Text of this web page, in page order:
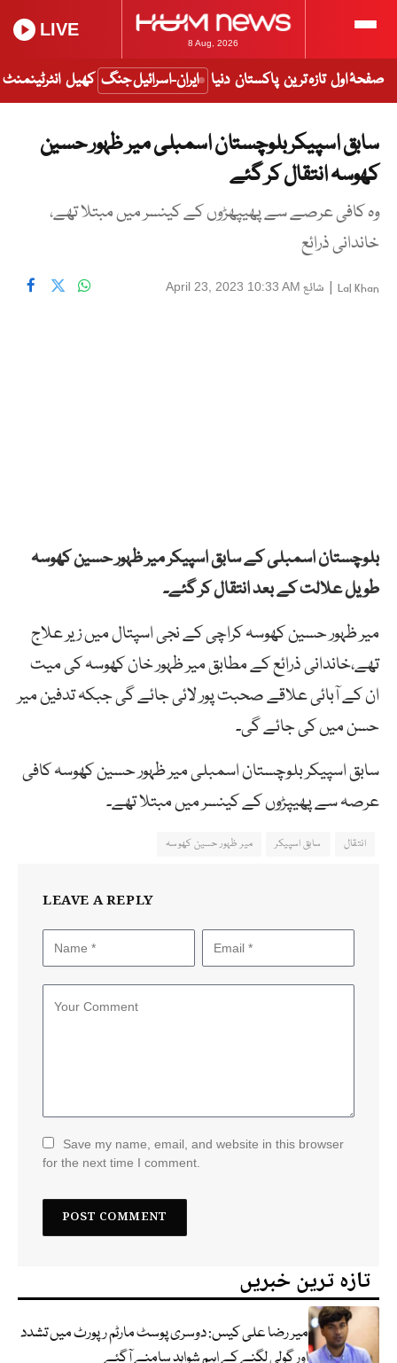
8 Aug, 2026
LIVE
صفحۂ اول تازہ ترین پاکستان دنیا ایران-اسرائیل جنگ کھیل انٹرٹینمنٹ
سابق اسپیکر بلوچستان اسمبلی میر ظہور حسین
کھوسہ انتقال کر گئے
وہ کافی عرصے سے پھیپھڑوں کے کینسر میں مبتلا تھے،
خاندانی ذرائع
Lal Khan
| شائع April 23, 2023 10:33 AM
بلوچستان اسمبلی کے سابق اسپیکر میر ظہور حسین کھوسہ
طویل علالت کے بعد انتقال کر گئے۔
میر ظہور حسین کھوسہ کراچی کے نجی اسپتال میں زیر علاج
تھے،خاندانی ذرائع کے مطابق میر ظہور خان کھوسہ کی میت
ان کے آبائی علاقے صحبت پور لائی جائے گی جبکہ تدفین میر
حسن میں کی جائے گی۔
سابق اسپیکر بلوچستان اسمبلی میر ظہور حسین کھوسہ کافی
عرصہ سے پھیپڑوں کے کینسر میں مبتلا تھے۔
انتقال سابق اسپیکر میر ظہور حسین کھوسہ
LEAVE A REPLY
Save my name, email, and website in this browser
for the next time I comment.
تازہ ترین خبریں
میر رضا علی کیس: دوسری پوسٹ مارٹم رپورٹ میں تشدد
اور گولی لگنے کے اہم شواہد سامنے آگئے